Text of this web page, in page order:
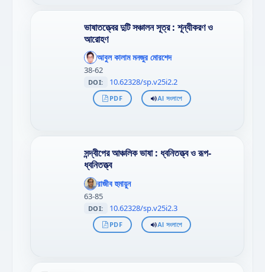
ভাষাতত্ত্বের দুটি সঞ্চালন সূত্র : শূন্যীকরণ ও
আরোহণ
';
};"
>
আবুল কালাম মনজুর মোরশেদ
38-62
DOI: 10.62328/sp.v25i2.2
PDF AI সংলাপে
সন্দ্বীপের আঞ্চলিক ভাষা : ধ্বনিতত্ত্ব ও রূপ-
ধ্বনিতত্ত্ব
';
};"
>
রাজীব হুমায়ুন
63-85
DOI: 10.62328/sp.v25i2.3
PDF AI সংলাপে